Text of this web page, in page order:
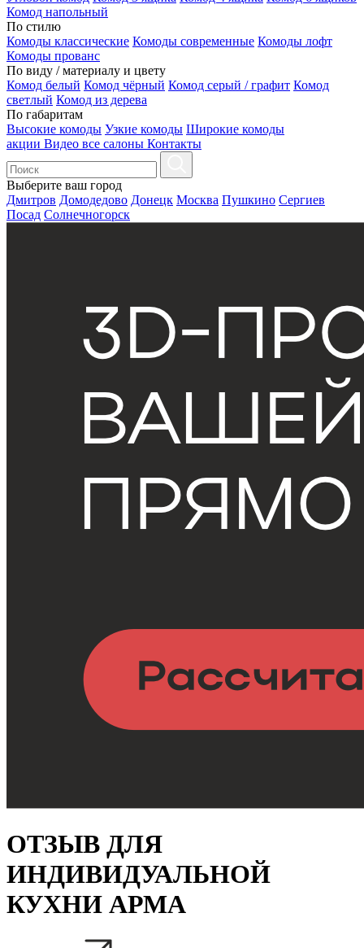
Комод напольный
По стилю
Комоды классические Комоды современные Комоды лофт
Комоды прованс
По виду / материалу и цвету
Комод белый Комод чёрный Комод серый / графит Комод
светлый Комод из дерева
По габаритам
Высокие комоды Узкие комоды Широкие комоды
акции Видео все салоны Контакты
Выберите ваш город
Дмитров Домодедово Донецк Москва Пушкино Сергиев
Посад Солнечногорск
ОТЗЫВ ДЛЯ
ИНДИВИДУАЛЬНОЙ
КУХНИ АРМА